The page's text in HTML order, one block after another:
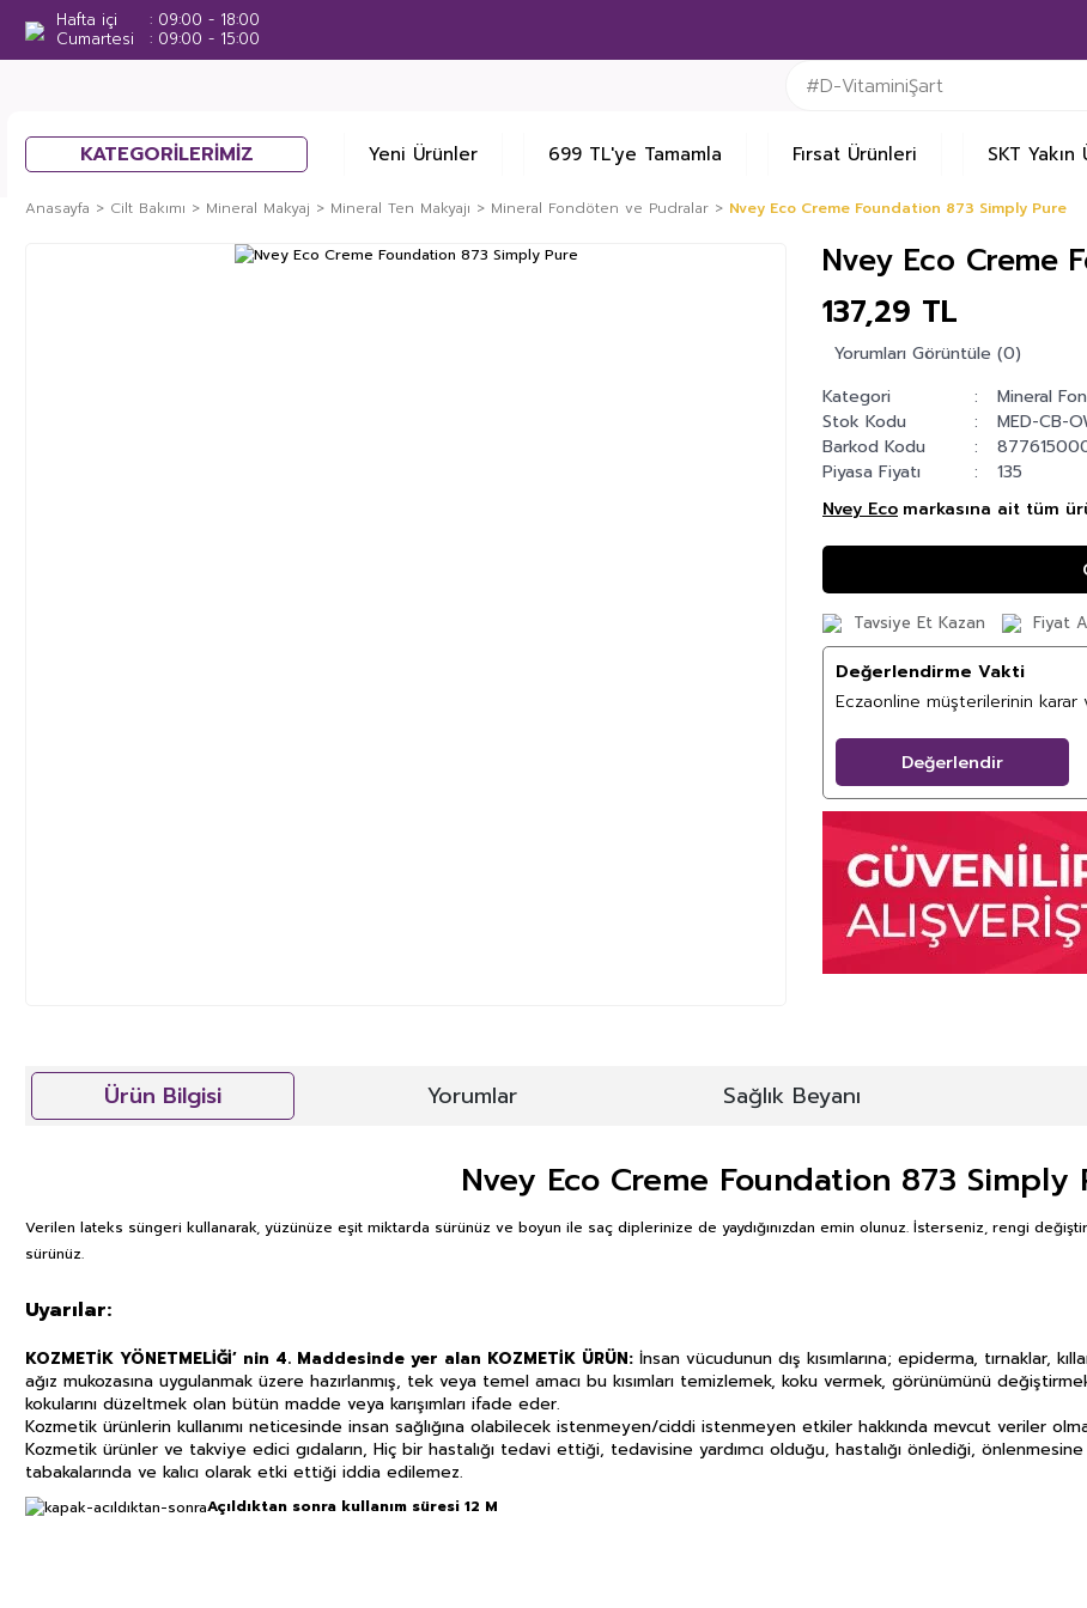
Hafta içi
09:00 - 18:00
Cumartesi
09:00 - 15:00
KATEGORİLERİMİZ Yeni Ürünler 699 TL'ye Tamamla Fırsat Ürünleri SKT
Anasayfa Cilt Bakımı Mineral Makyaj Mineral Ten Makyajı Mineral Fondöten ve Pudralar Nvey Eco Creme Foundation 873 Simply Pure
Nvey Eco Creme
137,29 TL
Yorumları Görüntüle (0)
Kategori
Mineral
Stok Kodu
MED-CB-
Barkod Kodu
Piyasa Fiyatı
135
Nvey Eco markasına ait tüm
Tavsiye Et Kazan Fiyat
Değerlendirme Vakti
Eczaonline müşterilerinin karar
Değerlendir
Ürün Bilgisi Yorumlar Sağlık Beyanı
Nvey Eco Creme Foundation 873 Simply
Verilen lateks süngeri kullanarak, yüzünüze eşit miktarda sürünüz ve boyun ile saç diplerinize de yaydığınızdan emin olunuz. İsterseniz, rengi
sürünüz.
Uyarılar:
KOZMETİK YÖNETMELİĞİ’ nin 4. Maddesinde yer alan KOZMETİK ÜRÜN: İnsan vücudunun dış kısımlarına; epiderma, tırnaklar,
ağız mukozasına uygulanmak üzere hazırlanmış, tek veya temel amacı bu kısımları temizlemek, koku vermek, görünümünü
kokularını düzeltmek olan bütün madde veya karışımları ifade eder.
Kozmetik ürünlerin kullanımı neticesinde insan sağlığına olabilecek istenmeyen/ciddi istenmeyen etkiler hakkında mevcut veriler
Kozmetik ürünler ve takviye edici gıdaların, Hiç bir hastalığı tedavi ettiği, tedavisine yardımcı olduğu, hastalığı önlediği,
tabakalarında ve kalıcı olarak etki ettiği iddia edilemez.
Açıldıktan sonra kullanım süresi 12 M